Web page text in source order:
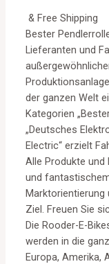
& Free Shipping
Bester
Lieferanten und
der ganzen Welt
Kategorien
„Deutsches
Electric“ erzielt
Alle Produkte
und
Marktorientierung
Ziel. Freuen Sie
Die Rooder-E-
werden in die
Europa, Amerika,